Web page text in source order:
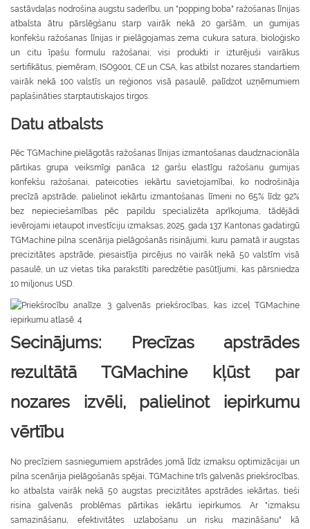
sastāvdaļas nodrošina augstu saderību, un "popping boba" ražošanas līnijas
atbalsta ātru pārslēgšanu starp vairāk nekā 20 garšām, un gumijas
konfekšu ražošanas līnijas ir pielāgojamas zema cukura satura, bioloģisko
un citu īpašu formulu ražošanai; visi produkti ir izturējuši vairākus
sertifikātus, piemēram, ISO9001, CE un CSA, kas atbilst nozares standartiem
vairāk nekā 100 valstīs un reģionos visā pasaulē, palīdzot uzņēmumiem
paplašināties starptautiskajos tirgos.
Datu atbalsts
Pēc TGMachine pielāgotās ražošanas līnijas izmantošanas daudznacionāla
pārtikas grupa veiksmīgi panāca 12 garšu elastīgu ražošanu gumijas
konfekšu ražošanai, pateicoties iekārtu savietojamībai, ko nodrošināja
precīzā apstrāde, palielinot iekārtu izmantošanas līmeni no 65% līdz 92%
bez nepieciešamības pēc papildu specializēta aprīkojuma, tādējādi
ievērojami ietaupot investīciju izmaksas; 2025. gada 137. Kantonas gadatirgū
TGMachine pilna scenārija pielāgošanās risinājumi, kuru pamatā ir augstas
precizitātes apstrāde, piesaistīja pircējus no vairāk nekā 50 valstīm visā
pasaulē, un uz vietas tika parakstīti paredzētie pasūtījumi, kas pārsniedza
10 miljonus USD.
Secinājums: Precīzas apstrādes
rezultātā TGMachine kļūst par
nozares izvēli, palielinot iepirkumu
vērtību
No precīziem sasniegumiem apstrādes jomā līdz izmaksu optimizācijai un
pilna scenārija pielāgošanās spējai, TGMachine trīs galvenās priekšrocības,
ko atbalsta vairāk nekā 50 augstas precizitātes apstrādes iekārtas, tieši
risina galvenās problēmas pārtikas iekārtu iepirkumos. Ar "izmaksu
samazināšanu, efektivitātes uzlabošanu un risku mazināšanu" kā